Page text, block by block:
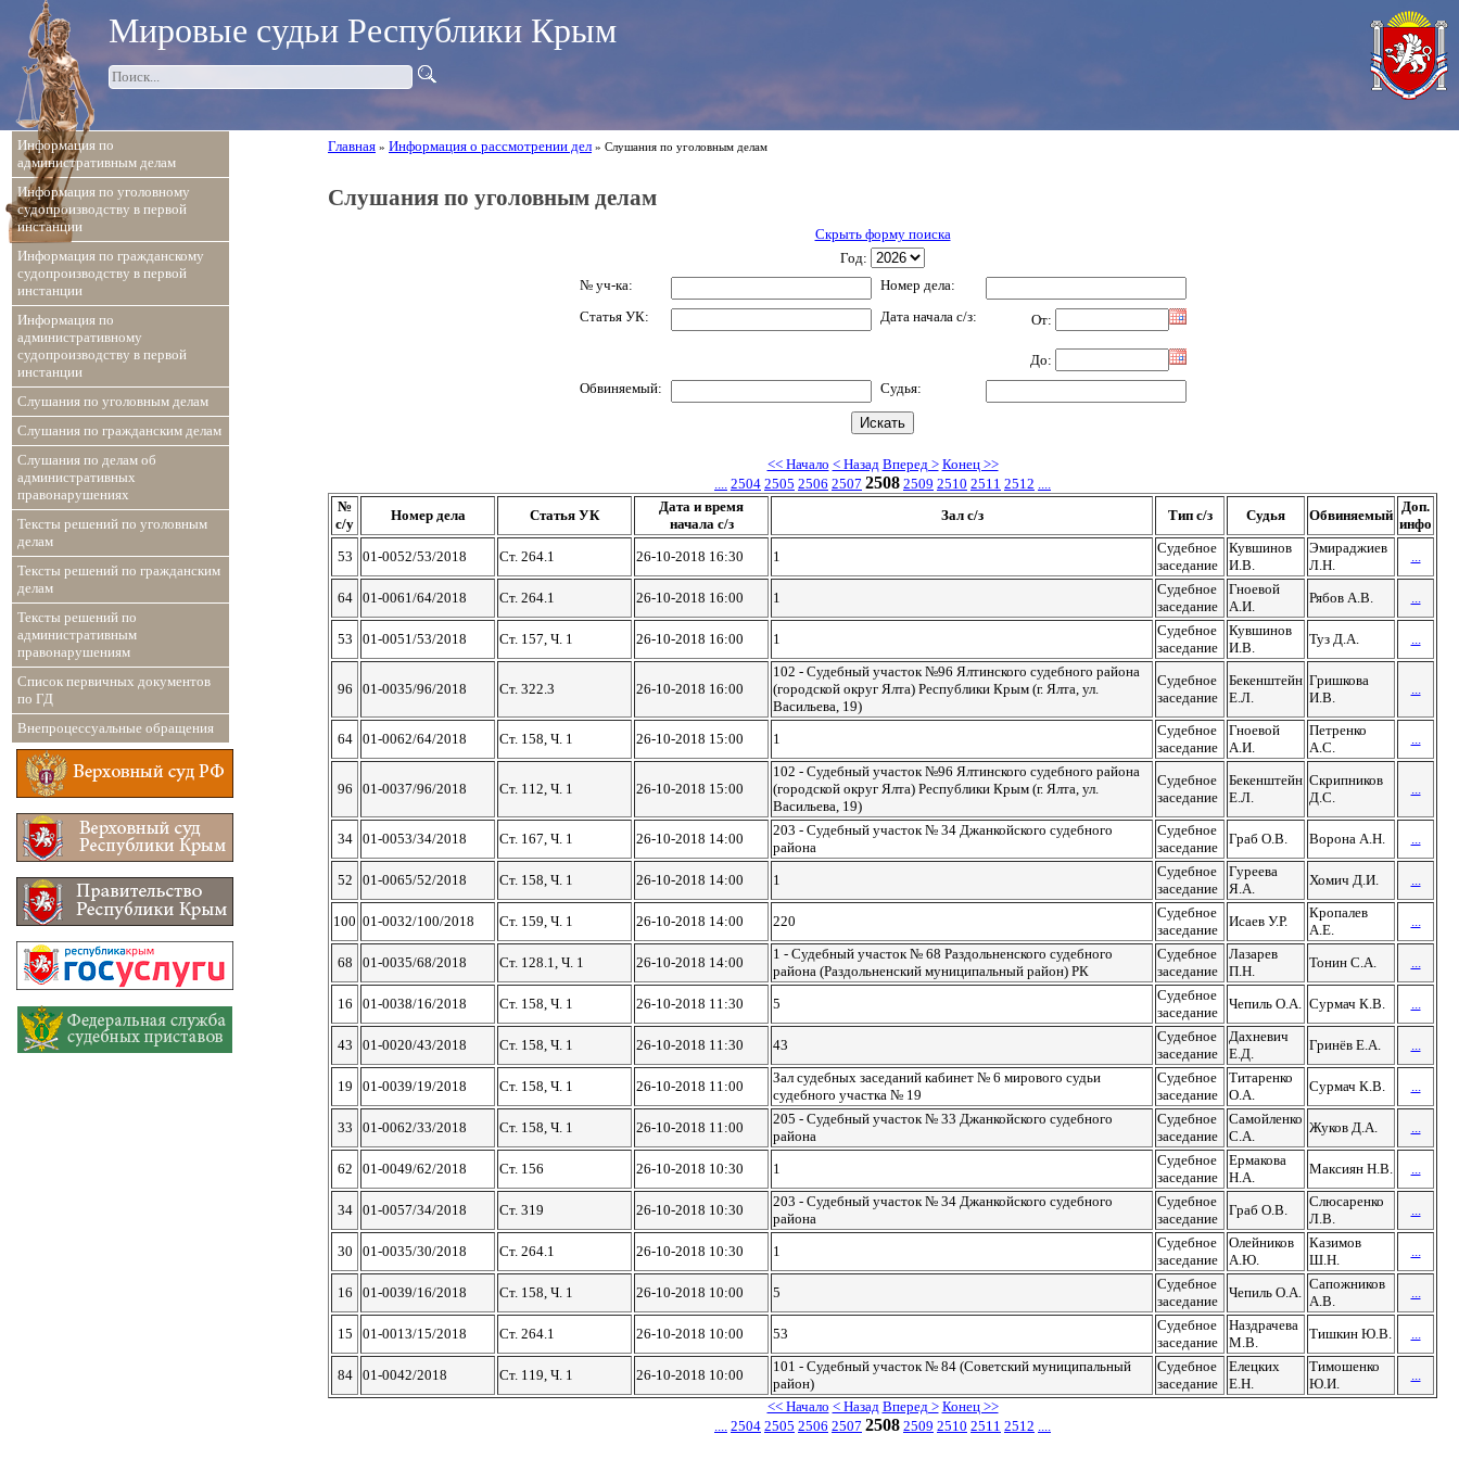
Информация по
административным делам
Информация по уголовному
судопроизводству в первой
инстанции
Информация по гражданскому
судопроизводству в первой
инстанции
Информация по
административному
судопроизводству в первой
инстанции
Слушания по уголовным делам
Слушания по гражданским делам
Слушания по делам об
административных
правонарушениях
Тексты решений по уголовным
делам
Тексты решений по гражданским
делам
Тексты решений по
административным
правонарушениям
Список первичных документов
по ГД
Внепроцессуальные обращения
Мировые судьи Республики Крым
Главная » Информация о рассмотрении дел » Слушания по уголовным делам
Слушания по уголовным делам
Скрыть форму поиска
Год:
№ уч-ка:
Номер дела:
Статья УК:
Дата начала с/з: От:
До:
Обвиняемый:
Судья:
<< Начало < Назад Вперед > Конец >>
.... 2504 2505 2506 2507 2508 2509 2510 2511 2512 ....
№
с/у
Номер дела Статья УК
Дата и время
начала с/з
Зал с/з Тип с/з Судья Обвиняемый
Доп.
инфо
53
01-0052/53/2018 Ст. 264.1 26-10-2018 16:30 1
Судебное
заседание
Кувшинов
И.В.
Эмираджиев
Л.Н.
...
64 01-0061/64/2018 Ст. 264.1 26-10-2018 16:00 1
Судебное
заседание
Гноевой
А.И.
Рябов А.В. ...
53 01-0051/53/2018 Ст. 157, Ч. 1 26-10-2018 16:00 1
Судебное
заседание
Кувшинов
И.В.
Туз Д.А. ...
96 01-0035/96/2018 Ст. 322.3 26-10-2018 16:00
102 - Судебный участок №96 Ялтинского судебного района
(городской округ Ялта) Республики Крым (г. Ялта, ул.
Васильева, 19)
Судебное
заседание
Бекенштейн
Е.Л.
Гришкова
И.В.
...
64 01-0062/64/2018 Ст. 158, Ч. 1 26-10-2018 15:00 1
Судебное
заседание
Гноевой
А.И.
Петренко
А.С.
...
96 01-0037/96/2018 Ст. 112, Ч. 1 26-10-2018 15:00
102 - Судебный участок №96 Ялтинского судебного района
(городской округ Ялта) Республики Крым (г. Ялта, ул.
Васильева, 19)
Судебное
заседание
Бекенштейн
Е.Л.
Скрипников
Д.С.
...
34 01-0053/34/2018 Ст. 167, Ч. 1 26-10-2018 14:00
203 - Судебный участок № 34 Джанкойского судебного
района
Судебное
заседание
Граб О.В. Ворона А.Н. ...
52 01-0065/52/2018 Ст. 158, Ч. 1 26-10-2018 14:00 1
Судебное
заседание
Гуреева
Я.А.
Хомич Д.И. ...
100 01-0032/100/2018 Ст. 159, Ч. 1 26-10-2018 14:00 220
Судебное
заседание
Исаев У.Р.
Кропалев
А.Е.
...
68 01-0035/68/2018 Ст. 128.1, Ч. 1 26-10-2018 14:00
1 - Судебный участок № 68 Раздольненского судебного
района (Раздольненский муниципальный район) РК
Судебное
заседание
Лазарев
П.Н.
Тонин С.А. ...
16 01-0038/16/2018 Ст. 158, Ч. 1 26-10-2018 11:30 5
Судебное
заседание
Чепиль О.А. Сурмач К.В. ...
43 01-0020/43/2018 Ст. 158, Ч. 1 26-10-2018 11:30 43
Судебное
заседание
Дахневич
Е.Д.
Гринёв Е.А. ...
19 01-0039/19/2018 Ст. 158, Ч. 1 26-10-2018 11:00
Зал судебных заседаний кабинет № 6 мирового судьи
судебного участка № 19
Судебное
заседание
Титаренко
О.А.
Сурмач К.В. ...
33 01-0062/33/2018 Ст. 158, Ч. 1 26-10-2018 11:00
205 - Судебный участок № 33 Джанкойского судебного
района
Судебное
заседание
Самойленко
С.А.
Жуков Д.А. ...
62 01-0049/62/2018 Ст. 156 26-10-2018 10:30 1
Судебное
заседание
Ермакова
Н.А.
Максиян Н.В. ...
34 01-0057/34/2018 Ст. 319 26-10-2018 10:30
203 - Судебный участок № 34 Джанкойского судебного
района
Судебное
заседание
Граб О.В.
Слюсаренко
Л.В.
...
30 01-0035/30/2018 Ст. 264.1 26-10-2018 10:30 1
Судебное
заседание
Олейников
А.Ю.
Казимов
Ш.Н.
...
16 01-0039/16/2018 Ст. 158, Ч. 1 26-10-2018 10:00 5
Судебное
заседание
Чепиль О.А.
Сапожников
А.В.
...
15 01-0013/15/2018 Ст. 264.1 26-10-2018 10:00 53
Судебное
заседание
Наздрачева
М.В.
Тишкин Ю.В. ...
84 01-0042/2018 Ст. 119, Ч. 1 26-10-2018 10:00
101 - Судебный участок № 84 (Советский муниципальный
район)
Судебное
заседание
Елецких
Е.Н.
Тимошенко
Ю.И.
...
<< Начало < Назад Вперед > Конец >>
.... 2504 2505 2506 2507 2508 2509 2510 2511 2512 ....